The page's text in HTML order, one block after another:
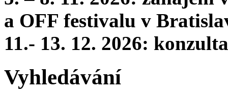
a OFF festivalu v
11.- 13. 12. 2026:
Vyhledávání